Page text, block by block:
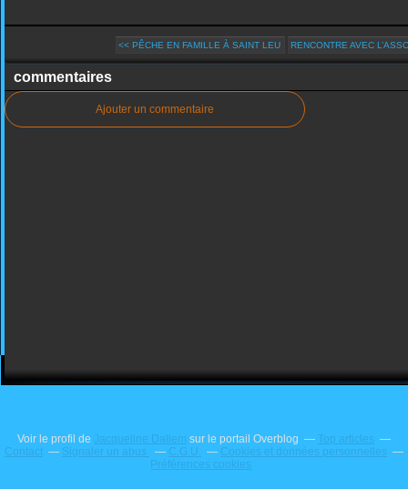
<< PÊCHE EN FAMILLE À SAINT LEU RENCONTRE AVEC
commentaires
Ajouter un commentaire
Voir le profil de Jacqueline Dallem sur le portail Overblog
Top articles
Contact
Signaler un abus C.G.U.
Cookies et données personnelles
Préférences cookies